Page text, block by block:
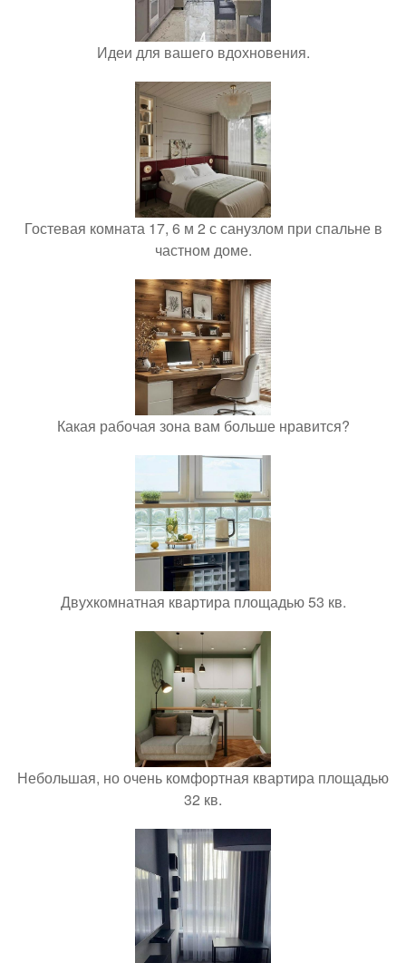
Идеи для вашего вдохновения.
Гостевая комната 17, 6 м 2 с санузлом при спальне в
частном доме.
Какая рабочая зона вам больше нравится?
Двухкомнатная квартира площадью 53 кв.
Небольшая, но очень комфортная квартира площадью
32 кв.